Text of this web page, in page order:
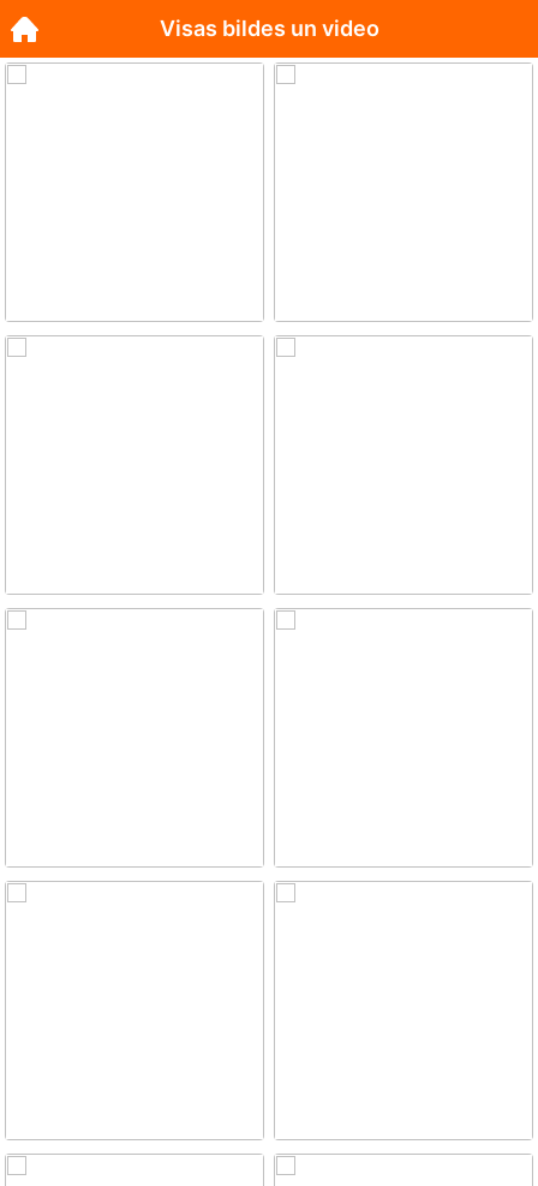
Visas bildes un video